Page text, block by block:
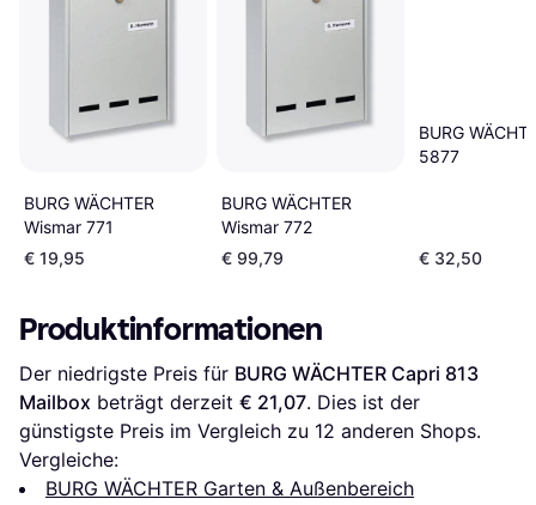
BURG WÄCHTER
Wismar 771
€ 19,95
BURG WÄCHTER
Wismar 772
€ 99,79
BURG
5877
€ 32,50
Produktinformationen
Der niedrigste Preis für BURG WÄCHTER Capri 813
Mailbox beträgt derzeit € 21,07. Dies ist der
günstigste Preis im Vergleich zu 12 anderen Shops.
Vergleiche:
BURG WÄCHTER Garten & Außenbereich